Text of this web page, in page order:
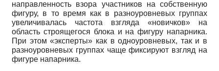
направленность взора участников на собственную
фигуру, в то время как в разноуровневых группах
увеличивалась частота взгляда «новичков» на
область строящегося блока и на фигуру напарника.
При этом «эксперты» как в одноуровневых, так и в
разноуровневых группах чаще фиксируют взгляд на
фигуре напарника.